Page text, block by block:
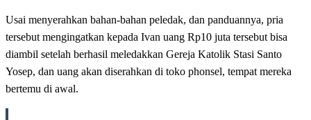
Usai menyerahkan bahan-bahan peledak, dan panduannya, pria
tersebut mengingatkan kepada Ivan uang Rp10 juta tersebut bisa
diambil setelah berhasil meledakkan Gereja Katolik Stasi Santo
Yosep, dan uang akan diserahkan di toko phonsel, tempat mereka
bertemu di awal.